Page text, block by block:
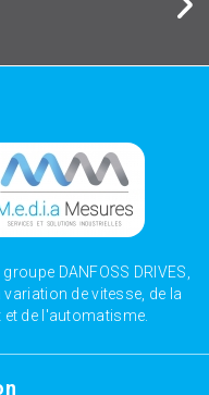
DANFOSS DRIVES,
de vitesse, de la
de l'automatisme.